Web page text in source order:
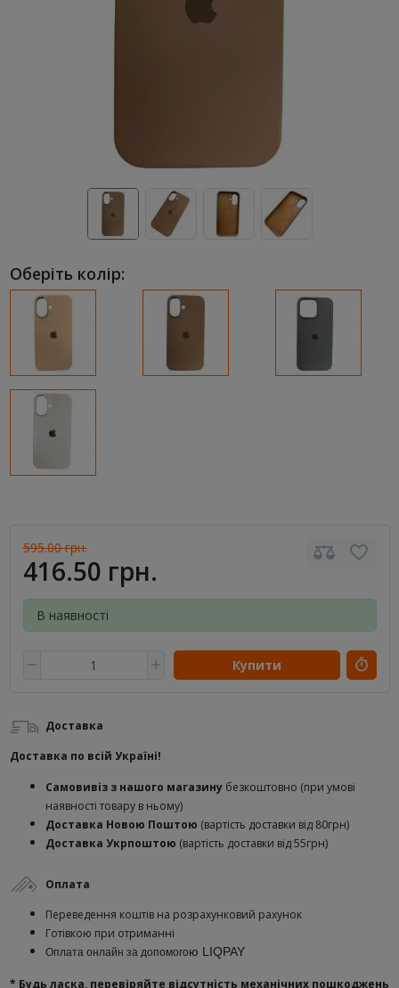
Оберіть колір:
595.00 грн.
416.50 грн.
В наявності
Купити
Доставка
Доставка по всій Україні!
Самовивіз з нашого магазину безкоштовно (при умові
наявності товару в ньому)
Доставка Новою Поштою (вартість доставки від 80грн)
Доставка Укрпоштою (вартість доставки від 55грн)
Оплата
Переведення коштів на розрахунковий рахунок
Готівкою при отриманні
Оплата онлайн за допомогою LIQPAY
* Будь ласка, перевіряйте відсутність механічних пошкоджень